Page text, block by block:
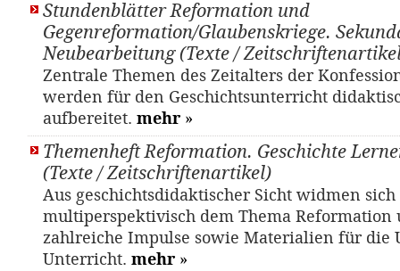
Stundenblätter Reformation und
Gegenreformation/Glaubenskriege.
Neubearbeitung (Texte /
Zentrale Themen des Zeitalters der
werden für den Geschichtsunterricht
aufbereitet. mehr »
Themenheft Reformation. Geschichte
(Texte / Zeitschriftenartikel)
Aus geschichtsdidaktischer Sicht widmen
multiperspektivisch dem Thema
zahlreiche Impulse sowie Materialien für die
Unterricht. mehr »